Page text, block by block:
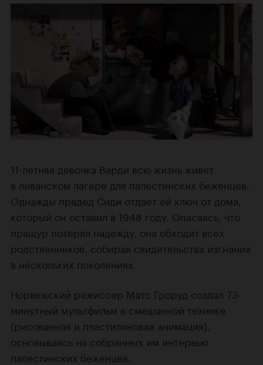
11-летняя девочка Варди всю жизнь живет
в ливанском лагере для палестинских беженцев.
Однажды прадед Сиди отдает ей ключ от дома,
который он оставил в 1948 году. Опасаясь, что
пращур потерял надежду, она обходит всех
родственников, собирая свидетельства изгнания
в нескольких поколениях.
Норвежский режиссер Матс Гроруд создал 73-
минутный мультфильм в смешанной технике
(рисованная и пластилиновая анимация),
основываясь на собранных им интервью
палестинских беженцев.